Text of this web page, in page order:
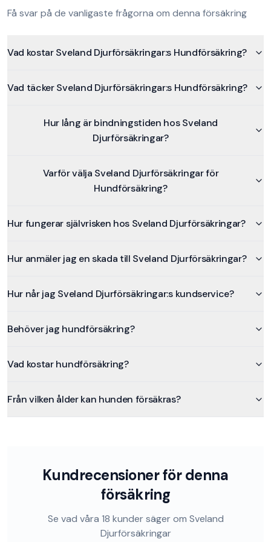
Få svar på de vanligaste frågorna om denna försäkring
Vad kostar Sveland Djurförsäkringar:s Hundförsäkring?
Vad täcker Sveland Djurförsäkringar:s Hundförsäkring?
Hur lång är bindningstiden hos Sveland
Djurförsäkringar?
Varför välja Sveland Djurförsäkringar för
Hundförsäkring?
Hur fungerar självrisken hos Sveland Djurförsäkringar?
Hur anmäler jag en skada till Sveland Djurförsäkringar?
Hur når jag Sveland Djurförsäkringar:s kundservice?
Behöver jag hundförsäkring?
Vad kostar hundförsäkring?
Från vilken ålder kan hunden försäkras?
Kundrecensioner för denna
försäkring
Se vad våra 18 kunder säger om Sveland
Djurförsäkringar